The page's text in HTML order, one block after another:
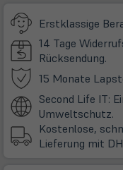
Erstklassige
14 Tage
Rücksendung.
15 Monate
Second Life IT:
Umweltschutz.
Kostenlose,
Lieferung mit